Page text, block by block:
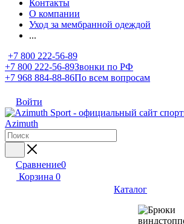
Контакты
О компании
Уход за мембранной одеждой
...
+7 800 222-56-89
+7 800 222-56-89Звонки по РФ
+7 968 884-88-86По всем вопросам
Войти
Сравнение0
Корзина 0
Каталог